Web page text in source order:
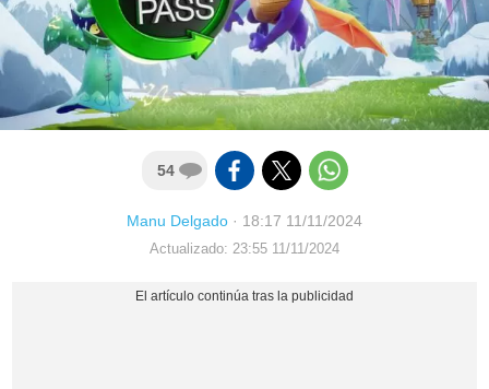
54
Manu Delgado · 18:17 11/11/2024
Actualizado: 23:55 11/11/2024